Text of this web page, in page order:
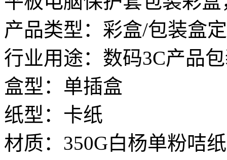
产品类型：彩盒/包装盒
行业用途：数码3C产品
盒型：单插盒
纸型：卡纸
材质：350G白杨单粉咭纸